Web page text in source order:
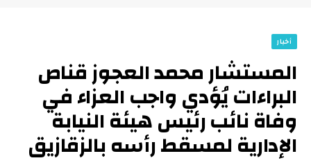
أخبار
المستشار محمد العجوز قناص
البراءات يُؤدي واجب العزاء في
وفاة نائب رئيس هيئة النيابة
الإدارية لمسقط رأسه بالزقازيق